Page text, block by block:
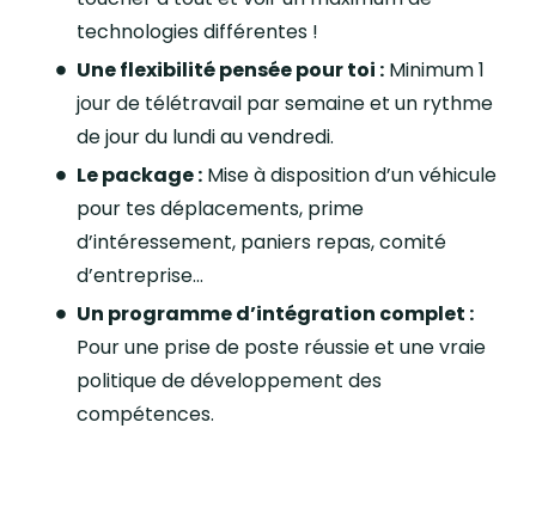
technologies différentes !
Une flexibilité pensée pour toi : Minimum 1
jour de télétravail par semaine et un rythme
de jour du lundi au vendredi.
Le package : Mise à disposition d’un véhicule
pour tes déplacements, prime
d’intéressement, paniers repas, comité
d’entreprise...
Un programme d’intégration complet :
Pour une prise de poste réussie et une vraie
politique de développement des
compétences.